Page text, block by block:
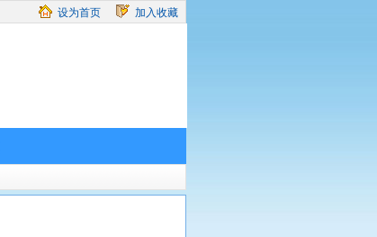
设为首页 加入收藏